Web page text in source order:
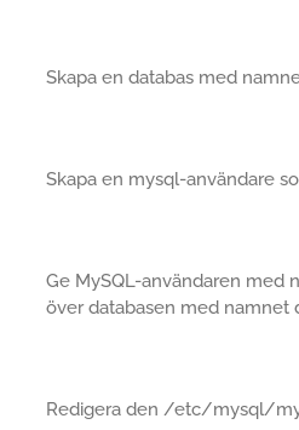
Skapa en databas med
Skapa en mysql-användare
Ge MySQL-användaren med
över databasen med namnet
Redigera den /etc/mysql/